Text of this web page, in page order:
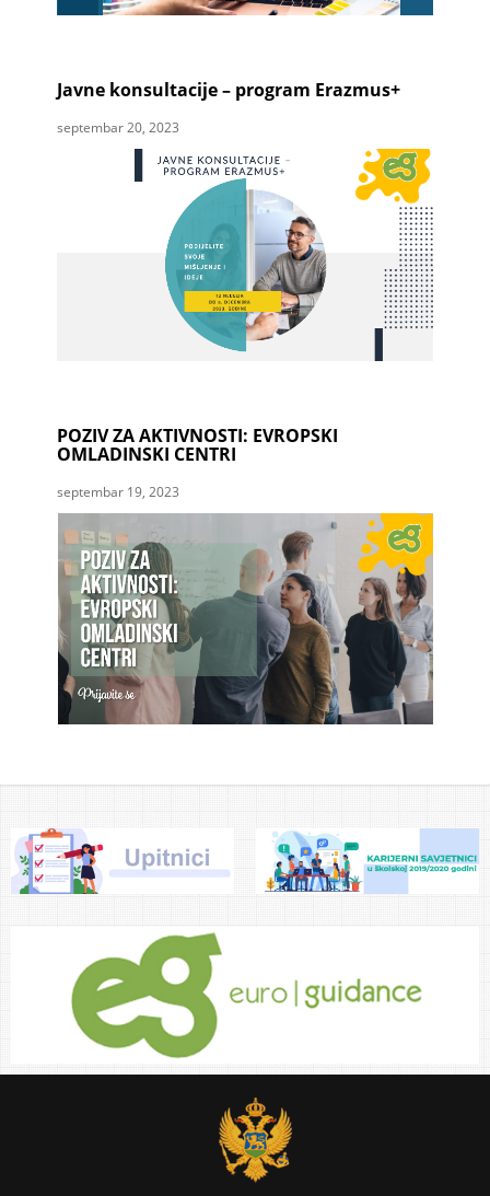
Javne konsultacije – program Erazmus+
septembar 20, 2023
POZIV ZA AKTIVNOSTI: EVROPSKI
OMLADINSKI CENTRI
septembar 19, 2023